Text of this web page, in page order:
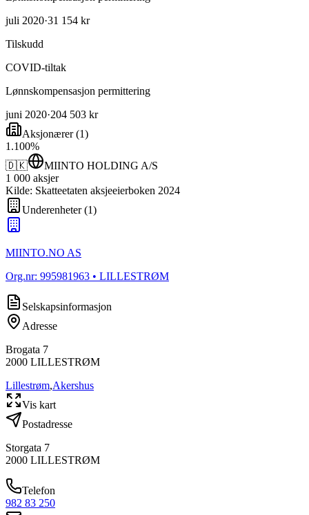
juli 2020·31 154 kr
Tilskudd
COVID-tiltak
Lønnskompensasjon permittering
juni 2020·204 503 kr
Aksjonærer(1)
1 .100%
🇩🇰
MIINTO HOLDING A/S
1 000 aksjer
Kilde: Skatteetaten aksjeeierboken 2024
Underenheter(1)
MIINTO.NO AS
Org.nr: 995981963 • LILLESTRØM
Selskapsinformasjon
Adresse
Brogata 7
2000 LILLESTRØM
Lillestrøm,Akershus
Vis kart
Postadresse
Storgata 7
2000 LILLESTRØM
Telefon
982 83 250